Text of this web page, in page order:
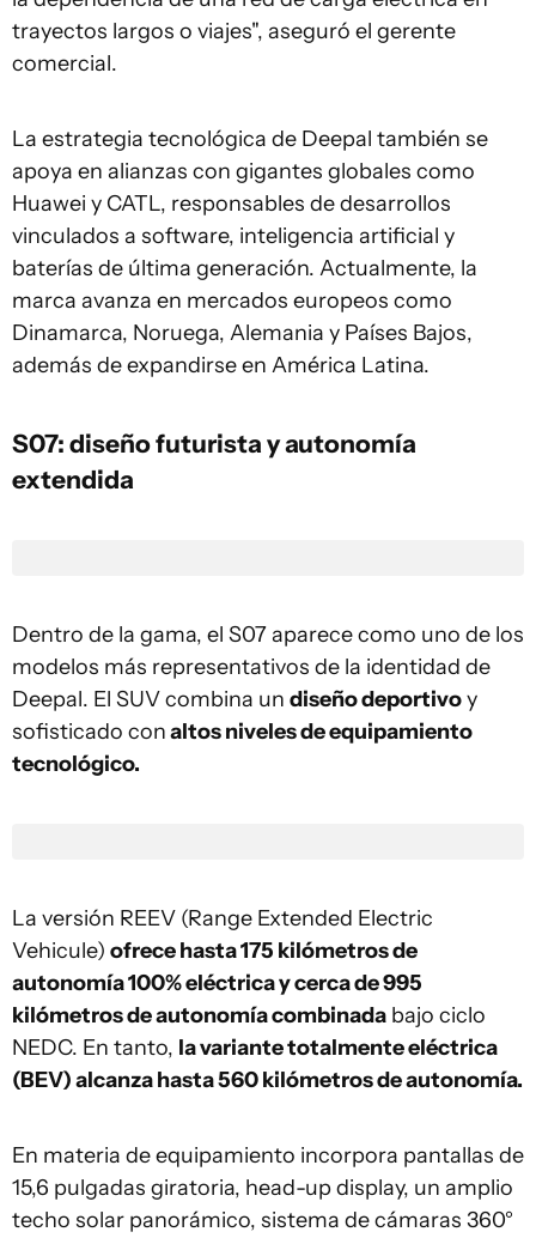
trayectos largos o viajes", aseguró el gerente
comercial.
La estrategia tecnológica de Deepal también se
apoya en alianzas con gigantes globales como
Huawei y CATL, responsables de desarrollos
vinculados a software, inteligencia artificial y
baterías de última generación. Actualmente, la
marca avanza en mercados europeos como
Dinamarca, Noruega, Alemania y Países Bajos,
además de expandirse en América Latina.
S07: diseño futurista y autonomía
extendida
Dentro de la gama, el S07 aparece como uno de los
modelos más representativos de la identidad de
Deepal. El SUV combina un diseño deportivoy
sofisticado conaltos niveles de equipamiento
tecnológico.
La versión REEV (Range Extended Electric
Vehicule) ofrece hasta 175 kilómetros de
autonomía 100% eléctrica y cerca de 995
kilómetros de autonomía combinada bajo ciclo
NEDC. En tanto, la variante totalmente eléctrica
(BEV) alcanza hasta 560 kilómetros de autonomía.
En materia de equipamiento incorpora pantallas de
15,6 pulgadas giratoria, head-up display, un amplio
techo solar panorámico, sistema de cámaras 360°